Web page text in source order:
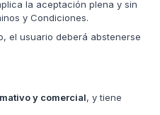
la aceptación plena y sin
y Condiciones.
el usuario deberá abstenerse
y comercial, y tiene